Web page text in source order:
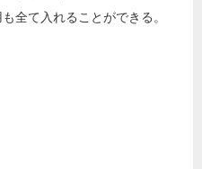
全て入れることができる。